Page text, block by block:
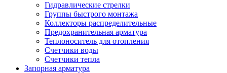
Гидравлические стрелки
Группы быстрого монтажа
Коллекторы распределительные
Предохранительная арматура
Теплоноситель для отопления
Счетчики воды
Счетчики тепла
Запорная арматура